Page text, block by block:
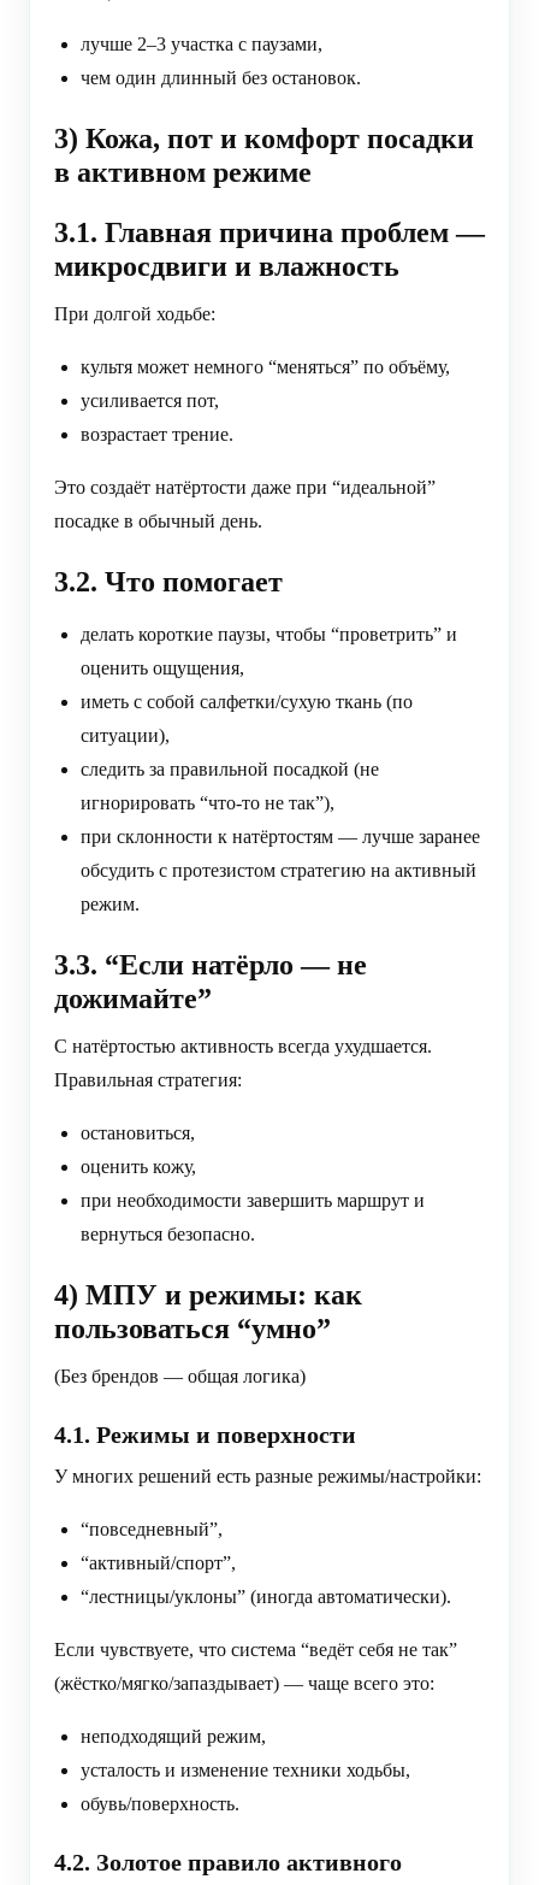
лучше 2–3 участка с паузами,
чем один длинный без остановок.
3) Кожа, пот и комфорт посадки
в активном режиме
3.1. Главная причина проблем —
микросдвиги и влажность
При долгой ходьбе:
культя может немного “меняться” по объёму,
усиливается пот,
возрастает трение.
Это создаёт натёртости даже при “идеальной”
посадке в обычный день.
3.2. Что помогает
делать короткие паузы, чтобы “проветрить” и
оценить ощущения,
иметь с собой салфетки/сухую ткань (по
ситуации),
следить за правильной посадкой (не
игнорировать “что-то не так”),
при склонности к натёртостям — лучше заранее
обсудить с протезистом стратегию на активный
режим.
3.3. “Если натёрло — не
дожимайте”
С натёртостью активность всегда ухудшается.
Правильная стратегия:
остановиться,
оценить кожу,
при необходимости завершить маршрут и
вернуться безопасно.
4) МПУ и режимы: как
пользоваться “умно”
(Без брендов — общая логика)
4.1. Режимы и поверхности
У многих решений есть разные режимы/настройки:
“повседневный”,
“активный/спорт”,
“лестницы/уклоны” (иногда автоматически).
Если чувствуете, что система “ведёт себя не так”
(жёстко/мягко/запаздывает) — чаще всего это:
неподходящий режим,
усталость и изменение техники ходьбы,
обувь/поверхность.
4.2. Золотое правило активного